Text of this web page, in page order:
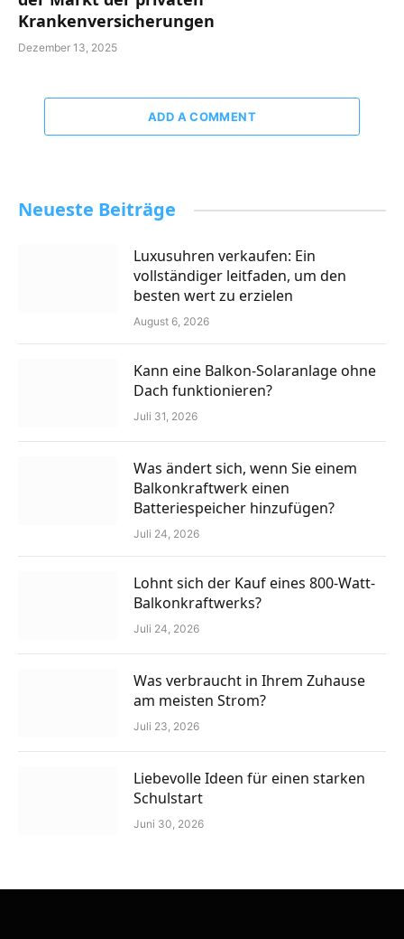
Krankenversicherungen
Dezember 13, 2025
ADD A COMMENT
Neueste Beiträge
Luxusuhren verkaufen: Ein
vollständiger leitfaden, um den
besten wert zu erzielen
August 6, 2026
Kann eine Balkon-Solaranlage ohne
Dach funktionieren?
Juli 31, 2026
Was ändert sich, wenn Sie einem
Balkonkraftwerk einen
Batteriespeicher hinzufügen?
Juli 24, 2026
Lohnt sich der Kauf eines 800-Watt-
Balkonkraftwerks?
Juli 24, 2026
Was verbraucht in Ihrem Zuhause
am meisten Strom?
Juli 23, 2026
Liebevolle Ideen für einen starken
Schulstart
Juni 30, 2026